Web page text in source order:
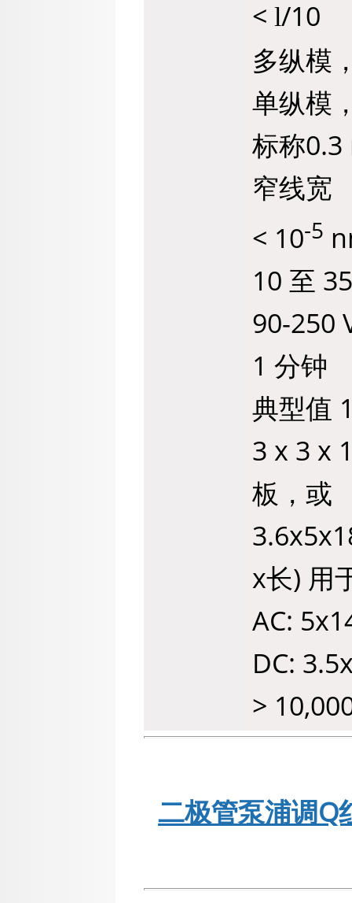
< l/10
多纵模
单纵模
标称
窄线宽
< 10-5
10 至
90-250
1 分钟
典型值
3 x 3 x
板，或
x长) 用
AC:
DC:
>
二极管泵浦调Q